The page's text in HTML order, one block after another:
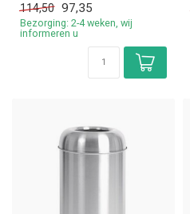
114,50 97,35
Bezorging: 2-4 weken, wij
informeren u